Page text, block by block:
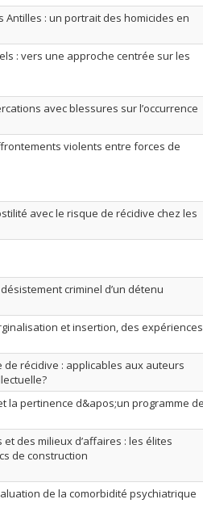
: un portrait des homicides en
: vers une approche centrée sur les
avec blessures sur l’occurrence
violents entre forces de
avec le risque de récidive chez les
criminel d’un détenu
et insertion, des expériences
récidive : applicables aux auteurs
la pertinence d&apos;un programme de
des milieux d’affaires : les élites
de construction
de la comorbidité psychiatrique